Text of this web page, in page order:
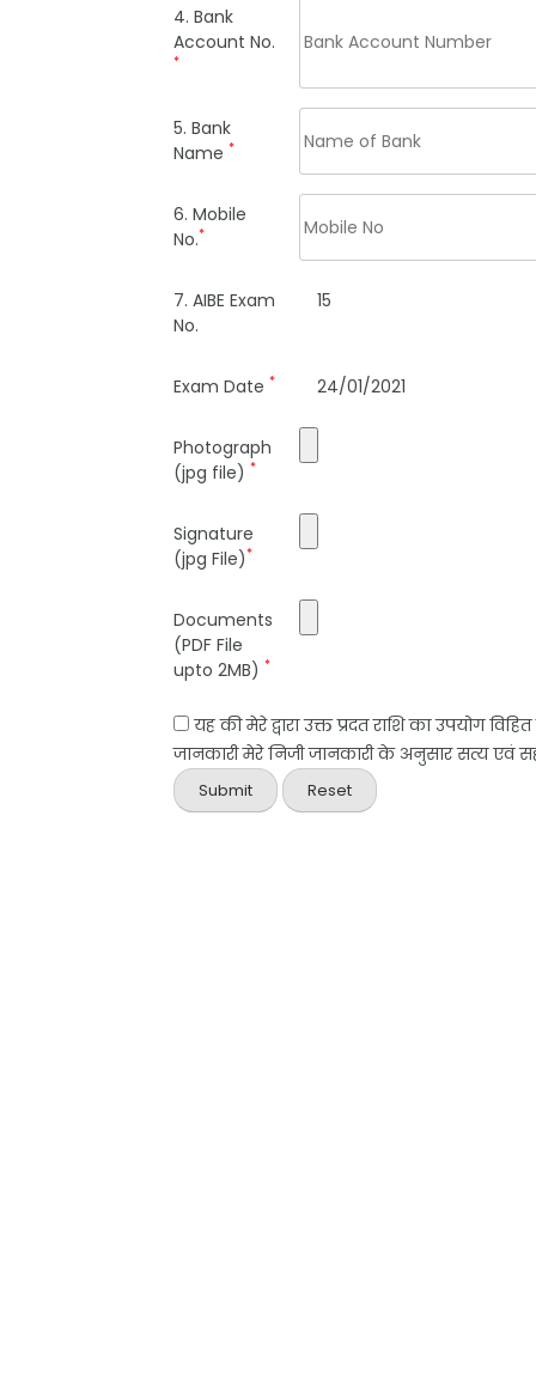
4. Bank
Account No.
*
5. Bank
Name *
6. Mobile
No.*
7. AIBE Exam
No.
15
Exam Date * 24/01/2021
Photograph
(jpg file) *
Signature
(jpg File)*
Documents
(PDF File
upto 2MB) *
यह की मेरे द्वारा उक्त प्रदत राशि का उपयोग
जानकारी मेरे निजी जानकारी के अनुसार सत्य एवं